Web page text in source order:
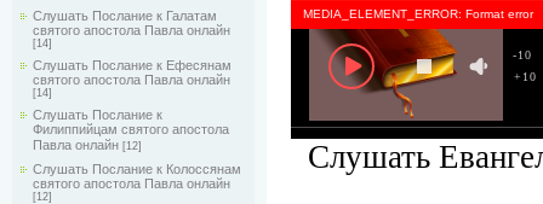
Слушать Послание к Галатам
святого апостола Павла онлайн
[14]
Слушать Послание к Ефесянам
святого апостола Павла онлайн
[14]
Слушать Послание к
Филиппийцам святого апостола
Павла онлайн [12]
Слушать Послание к Колоссянам
святого апостола Павла онлайн
[12]
+10
-10
MEDIA_ELEMENT_ERROR: Format error
Слушать